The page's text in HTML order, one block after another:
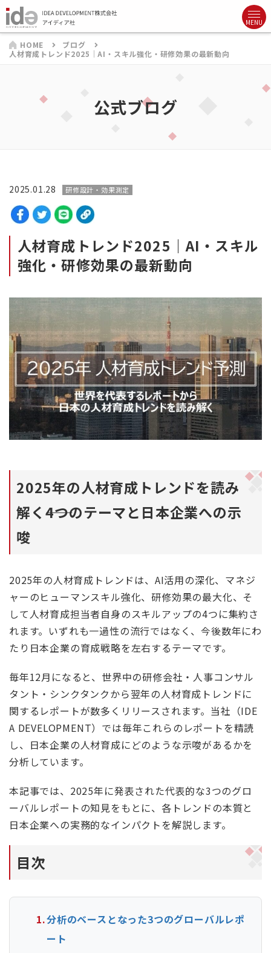
HOME
ブログ
人材育成トレンド2025｜AI・スキル強化・研修効果の最新動向
公式ブログ
2025.01.28 研修設計・効果測定
人材育成トレンド2025｜AI・スキル
強化・研修効果の最新動向
2025年の人材育成トレンドを読み
解く――4つのテーマと日本企業への示
唆
2025年の人材育成トレンドは、AI活用の深化、マネジ
ャーのヒューマンスキル強化、研修効果の最大化、そ
して人材育成担当者自身のスキルアップの4つに集約さ
れます。いずれも一過性の流行ではなく、今後数年にわ
たり日本企業の育成戦略を左右するテーマです。
毎年12月になると、世界中の研修会社・人事コンサル
タント・シンクタンクから翌年の人材育成トレンドに
関するレポートが数多くリリースされます。当社（IDE
A DEVELOPMENT）では毎年これらのレポートを精読
し、日本企業の人材育成にどのような示唆があるかを
分析しています。
本記事では、2025年に発表された代表的な3つのグロ
ーバルレポートの知見をもとに、各トレンドの本質と
日本企業への実務的なインパクトを解説します。
目次
分析のベースとなった3つのグローバルレポ
ート